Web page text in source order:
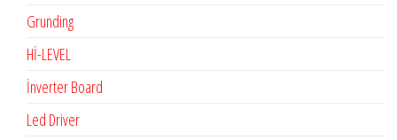
Grunding
Hİ-LEVEL
İnverter Board
Led Driver